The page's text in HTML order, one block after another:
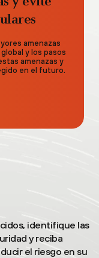
amenazas
y los pasos
amenazas y
en el futuro.
identifique las
y reciba
el riesgo en su